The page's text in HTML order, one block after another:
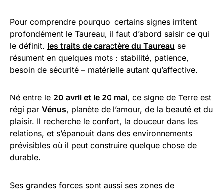
Pour comprendre pourquoi certains signes irritent
profondément le Taureau, il faut d’abord saisir ce qui
le définit. les traits de caractère du Taureau se
résument en quelques mots : stabilité, patience,
besoin de sécurité – matérielle autant qu’affective.
Né entre le 20 avril et le 20 mai, ce signe de Terre est
régi par Vénus, planète de l’amour, de la beauté et du
plaisir. Il recherche le confort, la douceur dans les
relations, et s’épanouit dans des environnements
prévisibles où il peut construire quelque chose de
durable.
Ses grandes forces sont aussi ses zones de